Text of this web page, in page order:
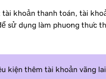
khoản thanh toán, tài
sử dụng làm phương thức
kiện thêm tài khoản vãng